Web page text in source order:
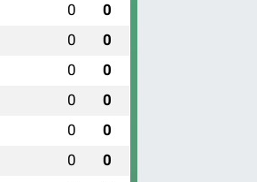
0 0
0 0
0 0
0 0
0 0
0 0